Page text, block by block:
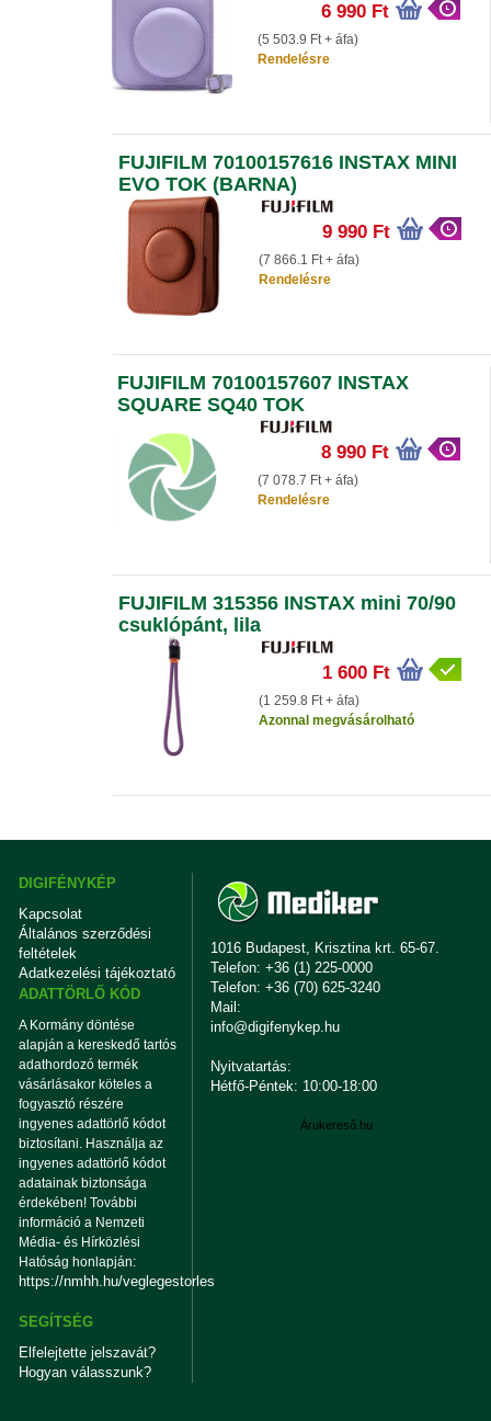
6 990 Ft
(5 503.9 Ft + áfa)
Rendelésre
FUJIFILM 70100157616 INSTAX MINI
EVO TOK (BARNA)
9 990 Ft
(7 866.1 Ft + áfa)
Rendelésre
FUJIFILM 70100157607 INSTAX
SQUARE SQ40 TOK
8 990 Ft
(7 078.7 Ft + áfa)
Rendelésre
FUJIFILM 315356 INSTAX mini 70/90
csuklópánt, lila
1 600 Ft
(1 259.8 Ft + áfa)
Azonnal megvásárolható
DIGIFÉNYKÉP
Kapcsolat
Általános szerződési
feltételek
Adatkezelési tájékoztató
ADATTÖRLŐ KÓD
A Kormány döntése
alapján a kereskedő tartós
adathordozó termék
vásárlásakor köteles a
fogyasztó részére
ingyenes adattörlő kódot
biztosítani. Használja az
ingyenes adattörlő kódot
adatainak biztonsága
érdekében! További
információ a Nemzeti
Média- és Hírközlési
Hatóság honlapján:
https://nmhh.hu/veglegestorles
SEGÍTSÉG
Elfelejtette jelszavát?
Hogyan válasszunk?
1016 Budapest, Krisztina krt. 65-67.
Telefon: +36 (1) 225-0000
Telefon: +36 (70) 625-3240
Mail:
info@digifenykep.hu
Nyitvatartás:
Hétfő-Péntek: 10:00-18:00
Árukereső.hu